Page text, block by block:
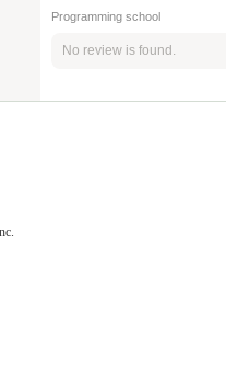
Programming school
No review is found.